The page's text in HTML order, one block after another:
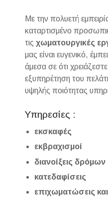
Με την πολυετή
καταρτισμένο
τιςχωματουργικές
μας είναι ευγενικό,
άμεσα σε ότι
εξυπηρέτηση του
υψηλής ποιότητας
Υπηρεσίες :
εκσκαφές
εκβραχισμοί
διανοίξεις δρόμων
κατεδαφίσεις
επιχωματώσεις